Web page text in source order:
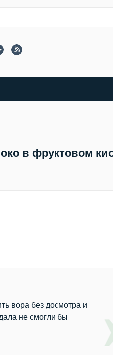
в фруктовом
вора без досмотра и
не смогли бы